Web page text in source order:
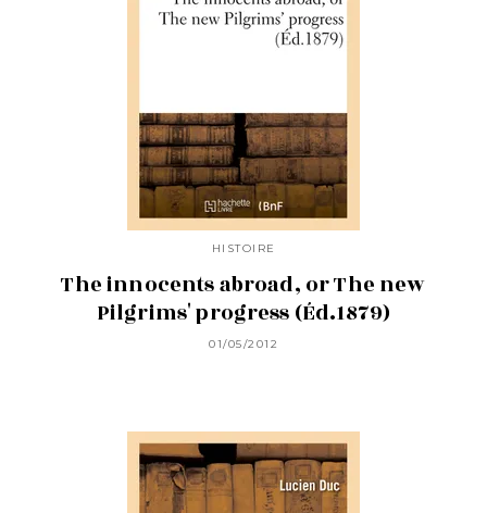
HISTOIRE
The innocents abroad, or The new
Pilgrims' progress (Éd.1879)
01/05/2012